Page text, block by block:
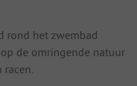
rond het zwembad
de omringende natuur